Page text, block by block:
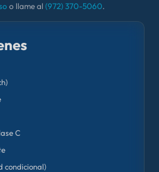
o llame al (972) 370-5060.
C
condicional)